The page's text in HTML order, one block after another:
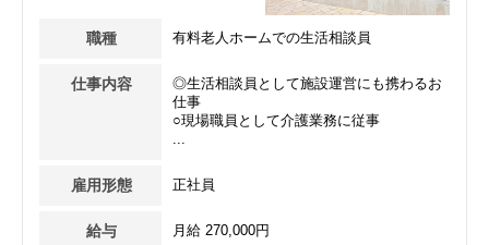
職種 有料老人ホームでの生活相談員
仕事内容
◎生活相談員として施設運営にも携わるお
仕事
○現場職員として介護業務に従事
...
雇用形態 正社員
給与 月給 270,000円